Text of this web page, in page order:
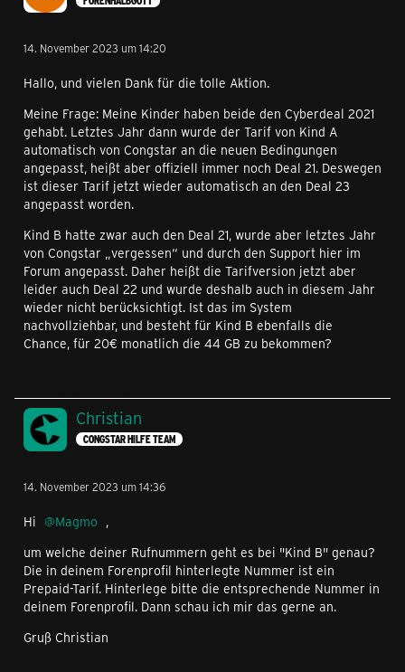
14. November 2023 um 14:20
Hallo, und vielen Dank für die tolle Aktion.
Meine Frage: Meine Kinder haben beide den Cyberdeal 2021
gehabt. Letztes Jahr dann wurde der Tarif von Kind A
automatisch von Congstar an die neuen Bedingungen
angepasst, heißt aber offiziell immer noch Deal 21. Deswegen
ist dieser Tarif jetzt wieder automatisch an den Deal 23
angepasst worden.
Kind B hatte zwar auch den Deal 21, wurde aber letztes Jahr
von Congstar „vergessen“ und durch den Support hier im
Forum angepasst. Daher heißt die Tarifversion jetzt aber
leider auch Deal 22 und wurde deshalb auch in diesem Jahr
wieder nicht berücksichtigt. Ist das im System
nachvollziehbar, und besteht für Kind B ebenfalls die
Chance, für 20€ monatlich die 44 GB zu bekommen?
Christian
CONGSTAR HILFE TEAM
14. November 2023 um 14:36
Hi Magmo ,
um welche deiner Rufnummern geht es bei "Kind B" genau?
Die in deinem Forenprofil hinterlegte Nummer ist ein
Prepaid-Tarif. Hinterlege bitte die entsprechende Nummer in
deinem Forenprofil. Dann schau ich mir das gerne an.
Gruß Christian